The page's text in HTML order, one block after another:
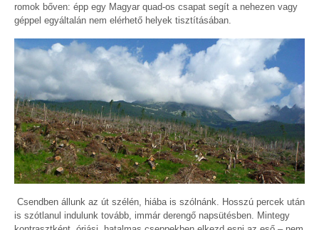
romok bőven: épp egy Magyar quad-os csapat segít a nehezen vagy
géppel egyáltalán nem elérhető helyek tisztításában.
Csendben állunk az út szélén, hiába is szólnánk. Hosszú percek után
is szótlanul indulunk tovább, immár derengő napsütésben. Mintegy